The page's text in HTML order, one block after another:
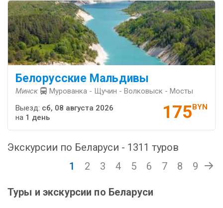
Белорусские Мальдивы
Минск Мурованка - Щучин - Волковыск - Мосты
175BYN
Выезд: сб, 08 августа 2026
на 1 день
Экскурсии по Беларуси - 1311 туров
1
2 3 4 5 6 7 8 9
Туры и экскурсии по Беларуси